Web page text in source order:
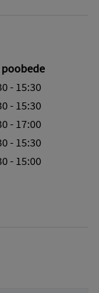
poobede
- 15:30
- 15:30
- 17:00
- 15:30
- 15:00